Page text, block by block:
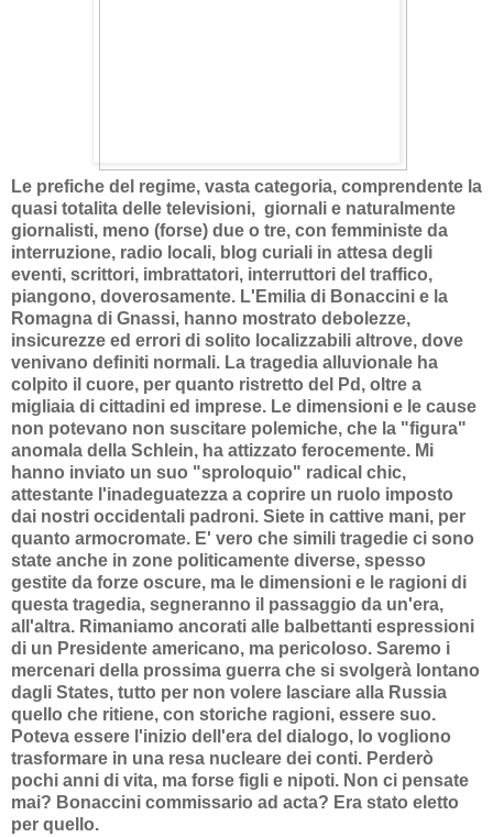
Le prefiche del regime, vasta categoria, comprendente la
quasi totalita delle televisioni, giornali e naturalmente
giornalisti, meno (forse) due o tre, con femministe da
interruzione, radio locali, blog curiali in attesa degli
eventi, scrittori, imbrattatori, interruttori del traffico,
piangono, doverosamente. L'Emilia di Bonaccini e la
Romagna di Gnassi, hanno mostrato debolezze,
insicurezze ed errori di solito localizzabili altrove, dove
venivano definiti normali. La tragedia alluvionale ha
colpito il cuore, per quanto ristretto del Pd, oltre a
migliaia di cittadini ed imprese. Le dimensioni e le cause
non potevano non suscitare polemiche, che la "figura"
anomala della Schlein, ha attizzato ferocemente. Mi
hanno inviato un suo "sproloquio" radical chic,
attestante l'inadeguatezza a coprire un ruolo imposto
dai nostri occidentali padroni. Siete in cattive mani, per
quanto armocromate. E' vero che simili tragedie ci sono
state anche in zone politicamente diverse, spesso
gestite da forze oscure, ma le dimensioni e le ragioni di
questa tragedia, segneranno il passaggio da un'era,
all'altra. Rimaniamo ancorati alle balbettanti espressioni
di un Presidente americano, ma pericoloso. Saremo i
mercenari della prossima guerra che si svolgerà lontano
dagli States, tutto per non volere lasciare alla Russia
quello che ritiene, con storiche ragioni, essere suo.
Poteva essere l'inizio dell'era del dialogo, lo vogliono
trasformare in una resa nucleare dei conti. Perderò
pochi anni di vita, ma forse figli e nipoti. Non ci pensate
mai? Bonaccini commissario ad acta? Era stato eletto
per quello.